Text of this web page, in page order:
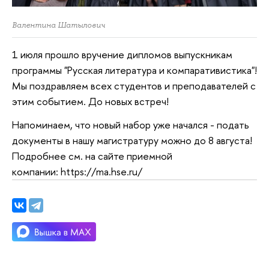
Валентина Шатылович
1 июля прошло вручение дипломов выпускникам
программы "Русская литература и компаративистика"!
Мы поздравляем всех студентов и преподавателей с
этим событием. До новых встреч!
Напоминаем, что новый набор уже начался - подать
документы в нашу магистратуру можно до 8 августа!
Подробнее см. на сайте приемной
компании: https://ma.hse.ru/